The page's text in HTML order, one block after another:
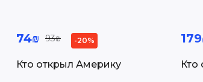
Кто открыл Америку
74₪ 93₪ -20%
Кто